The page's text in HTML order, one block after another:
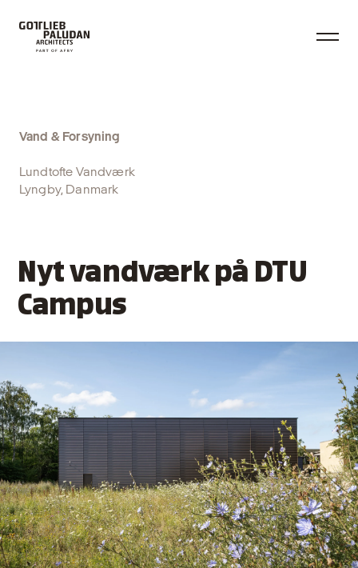
Nyt vandværk på DTU
Campus
Vand & Forsyning
Lundtofte Vandværk
Lyngby, Danmark